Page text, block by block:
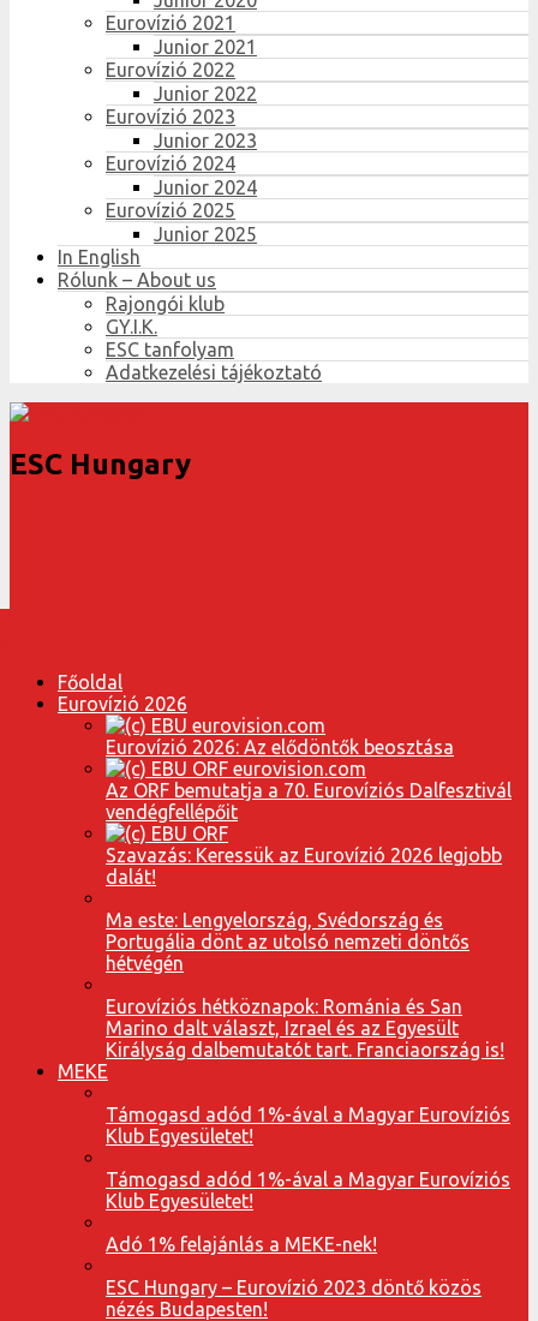
Eurovízió 2021
Junior 2021
Eurovízió 2022
Junior 2022
Eurovízió 2023
Junior 2023
Eurovízió 2024
Junior 2024
Eurovízió 2025
Junior 2025
In English
Rólunk – About us
Rajongói klub
GY.I.K.
ESC tanfolyam
Adatkezelési tájékoztató
ESC Hungary
Főoldal
Eurovízió 2026
Eurovízió 2026: Az elődöntők beosztása
Az ORF bemutatja a 70. Eurovíziós Dalfesztivál
vendégfellépőit
Szavazás: Keressük az Eurovízió 2026 legjobb
dalát!
Ma este: Lengyelország, Svédország és
Portugália dönt az utolsó nemzeti döntős
hétvégén
Eurovíziós hétköznapok: Románia és San
Marino dalt választ, Izrael és az Egyesült
Királyság dalbemutatót tart. Franciaország is!
MEKE
Támogasd adód 1%-ával a Magyar Eurovíziós
Klub Egyesületet!
Támogasd adód 1%-ával a Magyar Eurovíziós
Klub Egyesületet!
Adó 1% felajánlás a MEKE-nek!
ESC Hungary – Eurovízió 2023 döntő közös
nézés Budapesten!